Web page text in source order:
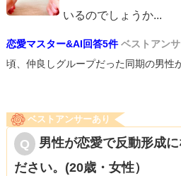
しかし、誰かから奪い取ったもの
で、質問者様が彼女のことを思っ
になるのではないかな、と思いま
いをして気心の知れた現パートナ
いるのでしょうか...
恋愛マスター&AI回答5件 ベストアン
頃、仲良しグループだった同期の男性
ベストアンサーあり
男性が恋愛で反動形成
ださい。(20歳・女性）